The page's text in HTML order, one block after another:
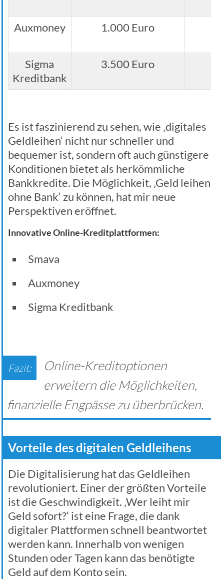
Auxmoney 1.000 Euro
Sigma
Kreditbank
3.500 Euro
Es ist faszinierend zu sehen, wie ‚digitales
Geldleihen‘ nicht nur schneller und
bequemer ist, sondern oft auch günstigere
Konditionen bietet als herkömmliche
Bankkredite. Die Möglichkeit, ‚Geld leihen
ohne Bank‘ zu können, hat mir neue
Perspektiven eröffnet.
Innovative Online-Kreditplattformen:
Smava
Auxmoney
Sigma Kreditbank
Online-Kreditoptionen
erweitern die Möglichkeiten,
finanzielle Engpässe zu überbrücken.
Vorteile des digitalen Geldleihens
Die Digitalisierung hat das Geldleihen
revolutioniert. Einer der größten Vorteile
ist die Geschwindigkeit. ‚Wer leiht mir
Geld sofort?‘ ist eine Frage, die dank
digitaler Plattformen schnell beantwortet
werden kann. Innerhalb von wenigen
Stunden oder Tagen kann das benötigte
Geld auf dem Konto sein.